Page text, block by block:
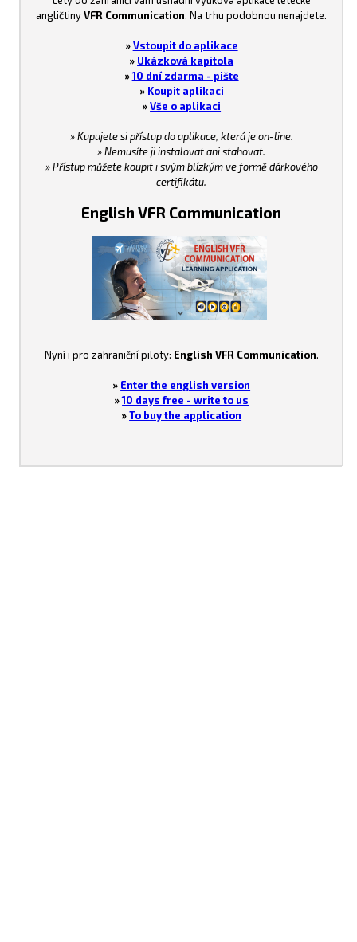
angličtinyVFR Communication. Na trhu podobnou nenajdete.
» Vstoupit do aplikace
» Ukázková kapitola
»10 dní zdarma - pište
» Koupit aplikaci
»Vše o aplikaci
» Kupujete si přístup do aplikace, která je on-line.
» Nemusíte ji instalovat ani stahovat.
» Přístup můžete koupit i svým blízkým ve formě dárkového
certifikátu.
English VFR Communication
Nyní i pro zahraniční piloty: English VFR Communication.
» Enter the english version
»10 days free - write to us
»To buy the application